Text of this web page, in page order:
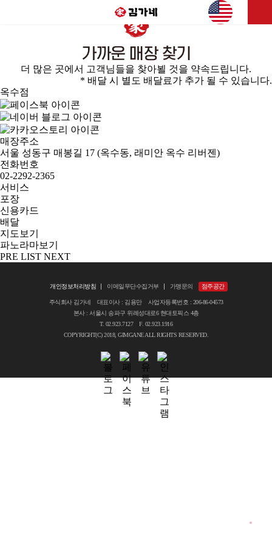
더 많은 곳에서 고객님들을 찾아뵐 것을 약속드립니다.
* 배달 시 별도 배달료가 추가 될 수 있습니다.
옥수점
매장주소
서울 성동구 매봉길 17 (옥수동, 래미안 옥수 리버젠)
전화번호
02-2292-2365
서비스
포장
신용카드
배달
지도보기
파노라마보기
PRE LIST NEXT
개인정보처리방침 이메일무단수집거부 가맹문의 점주공간
주식회사 김가네 대표이사 : 김용만 사업자등록번호 : 206-86-04573
본사 : 서울시 송파구 위례성대로6 현대토픽스 4층
T. 02.923.7127 F. 02.923.1916
COPYRIGHT(C) 2018, GIMGANE ALL RIGHTS RESERVED.